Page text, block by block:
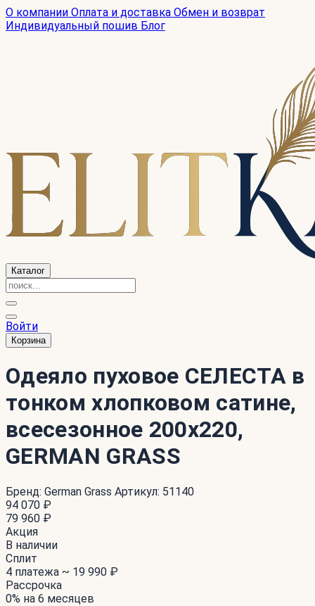
О компании Оплата и доставка Обмен и возврат
Индивидуальный пошив Блог
Каталог
Войти
Корзина
Одеяло пуховое СЕЛЕСТА в
тонком хлопковом сатине,
всесезонное 200x220,
GERMAN GRASS
Бренд: German Grass Артикул: 51140
94 070 ₽
79 960 ₽
Акция
В наличии
Сплит
4 платежа ~ 19 990 ₽
Рассрочка
0% на 6 месяцев